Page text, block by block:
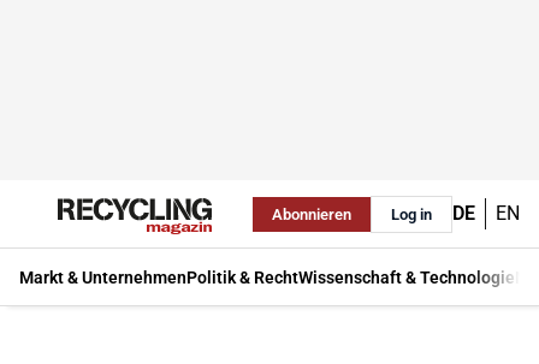
Abonnieren Log in DE EN
Markt & UnternehmenPolitik & RechtWissenschaft & Technologie